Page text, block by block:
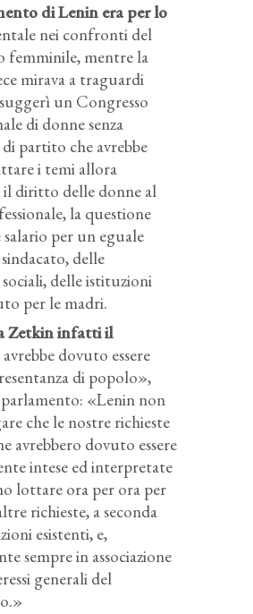
di Lenin era per lo
nei confronti del
femminile, mentre la
mirava a traguardi
un Congresso
di donne senza
partito che avrebbe
i temi allora
il diritto delle donne al
la questione
per un eguale
delle
delle istituzioni
per le madri.
Zetkin infatti il
dovuto essere
di popolo»,
parlamento: «Lenin non
che le nostre richieste
avrebbero dovuto essere
intese ed interpretate
lottare ora per ora per
richieste, a seconda
esistenti, e,
sempre in associazione
generali del